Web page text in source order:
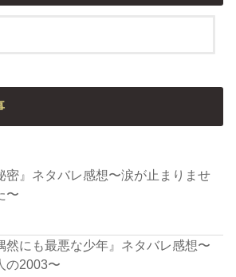
密』ネタバレ感想〜涙が止まりませ
〜
然にも最悪な少年』ネタバレ感想〜
の2003〜